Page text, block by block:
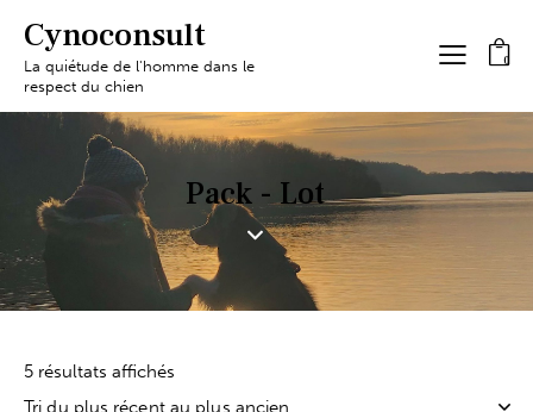
Cynoconsult
La quiétude de l'homme dans le
respect du chien
0
Pack - Lot
5 résultats affichés